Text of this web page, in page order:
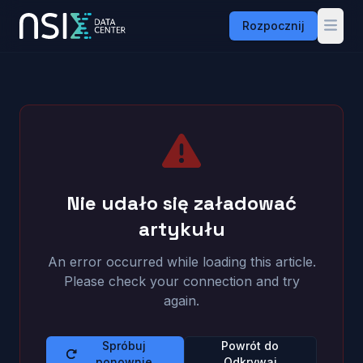
Przejdź do treści
Rozpocznij
Nie udało się załadować
artykułu
An error occurred while loading this article.
Please check your connection and try
again.
Spróbuj
Powrót do